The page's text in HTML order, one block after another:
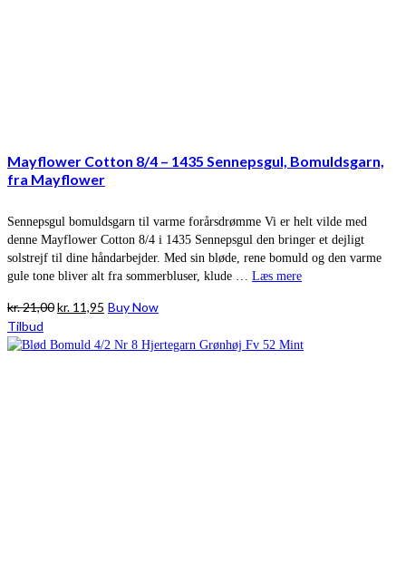
Mayflower Cotton 8/4 – 1435 Sennepsgul, Bomuldsgarn,
fra Mayflower
Sennepsgul bomuldsgarn til varme forårsdrømme Vi er helt vilde med
denne Mayflower Cotton 8/4 i 1435 Sennepsgul den bringer et dejligt
solstrejf til dine håndarbejder. Med sin bløde, rene bomuld og den varme
gule tone bliver alt fra sommerbluser, klude … Læs mere
kr.21,00Den
pris
kr. 11,95 Den
pris
Buy Now
Tilbud